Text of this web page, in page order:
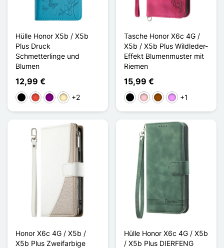
Hülle Honor X5b / X5b
Plus Druck
Schmetterlinge und
Blumen
12,99 €
Schwarz
Rot ViolettGolden
+2
Tasche Honor X6c 4G /
X5b / X5b Plus Wildleder-
Effekt Blumenmuster mit
Riemen
15,99 €
Schwarz
PinkBraunHellviolett
+1
Honor X6c 4G / X5b /
X5b Plus Zweifarbige
Hülle Honor X6c 4G / X5b
/ X5b Plus DIERFENG